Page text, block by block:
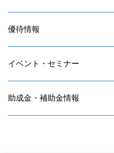
優待情報
イベント・セミナー
助成金・補助金情報